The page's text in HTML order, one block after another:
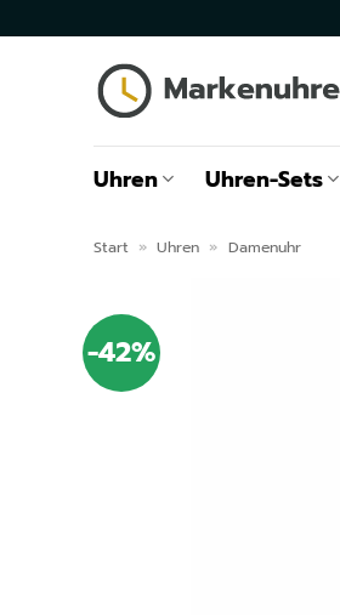
Uhren Uhren-Sets
Start » Uhren » Damenuhr
-42%